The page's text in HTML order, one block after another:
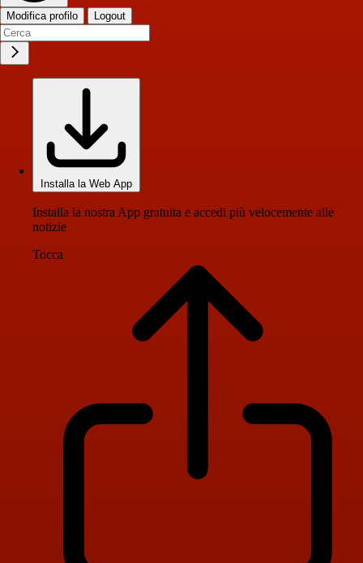
Modifica profilo Logout
Installa la Web App
Installa la nostra App gratuita e accedi più velocemente alle
notizie
Tocca